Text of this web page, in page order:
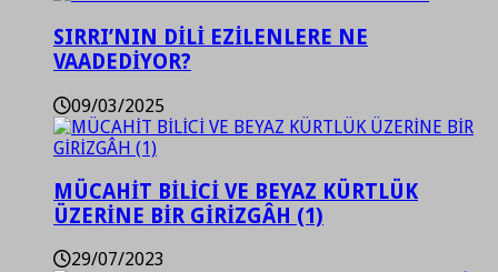
SIRRI’NIN DİLİ EZİLENLERE NE
VAADEDİYOR?
09/03/2025
MÜCAHİT BİLİCİ VE BEYAZ KÜRTLÜK
ÜZERİNE BİR GİRİZGÂH (1)
29/07/2023